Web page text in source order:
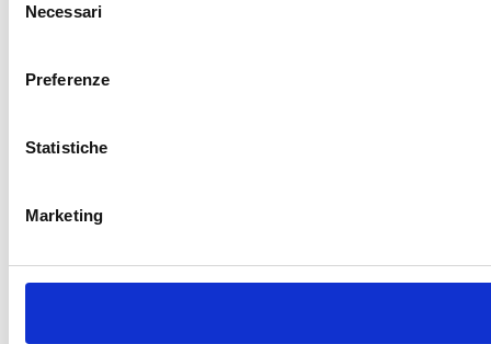
delNecessari
Preferenze
Statistiche
Marketing